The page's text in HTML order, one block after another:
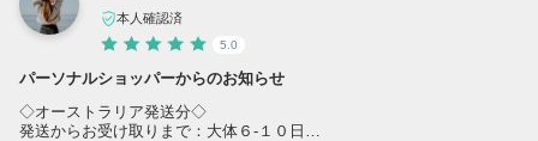
本人確認済
5.0
パーソナルショッパーからのお知らせ
◇オーストラリア発送分◇
発送からお受け取りまで：大体６-１０日